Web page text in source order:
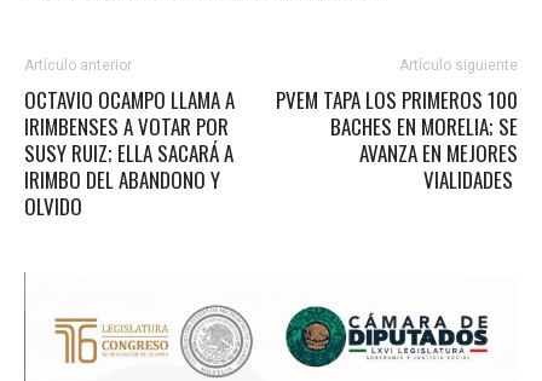
Artículo anterior
OCTAVIO OCAMPO LLAMA A
IRIMBENSES A VOTAR POR
SUSY RUIZ; ELLA SACARÁ A
IRIMBO DEL ABANDONO Y
OLVIDO
Artículo siguiente
PVEM TAPA LOS PRIMEROS 100
BACHES EN MORELIA; SE
AVANZA EN MEJORES
VIALIDADES